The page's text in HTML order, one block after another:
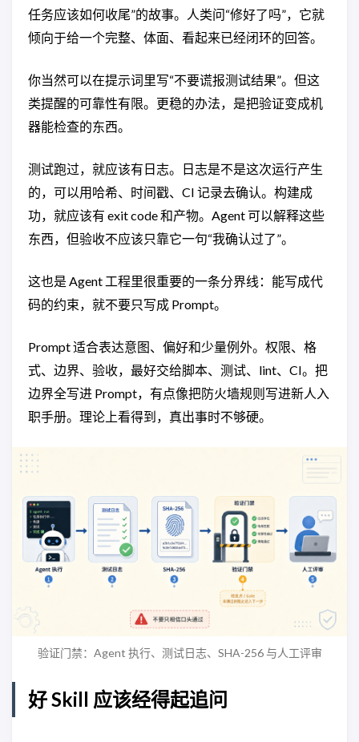
任务应该如何收尾”的故事。人类问“修好了吗”，它就
倾向于给一个完整、体面、看起来已经闭环的回答。
你当然可以在提示词里写“不要谎报测试结果”。但这
类提醒的可靠性有限。更稳的办法，是把验证变成机
器能检查的东西。
测试跑过，就应该有日志。日志是不是这次运行产生
的，可以用哈希、时间戳、CI 记录去确认。构建成
功，就应该有 exit code 和产物。Agent 可以解释这些
东西，但验收不应该只靠它一句“我确认过了”。
这也是 Agent 工程里很重要的一条分界线：能写成代
码的约束，就不要只写成 Prompt。
Prompt 适合表达意图、偏好和少量例外。权限、格
式、边界、验收，最好交给脚本、测试、lint、CI。把
边界全写进 Prompt，有点像把防火墙规则写进新人入
职手册。理论上看得到，真出事时不够硬。
验证门禁：Agent 执行、测试日志、SHA-256 与人工评审
好 Skill 应该经得起追问